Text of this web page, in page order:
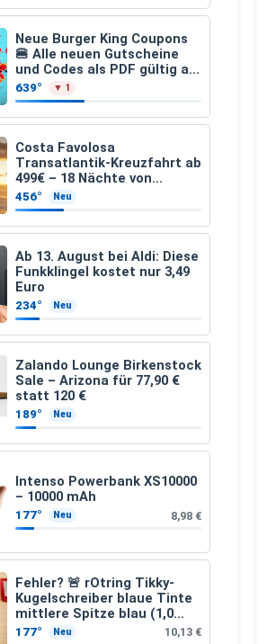
Neue Burger King Coupons
🍔 Alle neuen Gutscheine
und Codes als PDF gültig ab
25.07.2026 bis 04.09.2026
639° ▼ 1
Costa Favolosa
Transatlantik-Kreuzfahrt ab
499€ – 18 Nächte von
Hamburg nach Guadeloupe
456° Neu
Ab 13. August bei Aldi: Diese
Funkklingel kostet nur 3,49
Euro
234° Neu
Zalando Lounge Birkenstock
Sale – Arizona für 77,90 €
statt 120 €
189° Neu
Intenso Powerbank XS10000
– 10000 mAh
177° Neu 8,98 €
Fehler? 🚨 rOtring Tikky-
Kugelschreiber blaue Tinte
mittlere Spitze blau (1,0
mm – 12 Stück)
177° Neu 10,13 €